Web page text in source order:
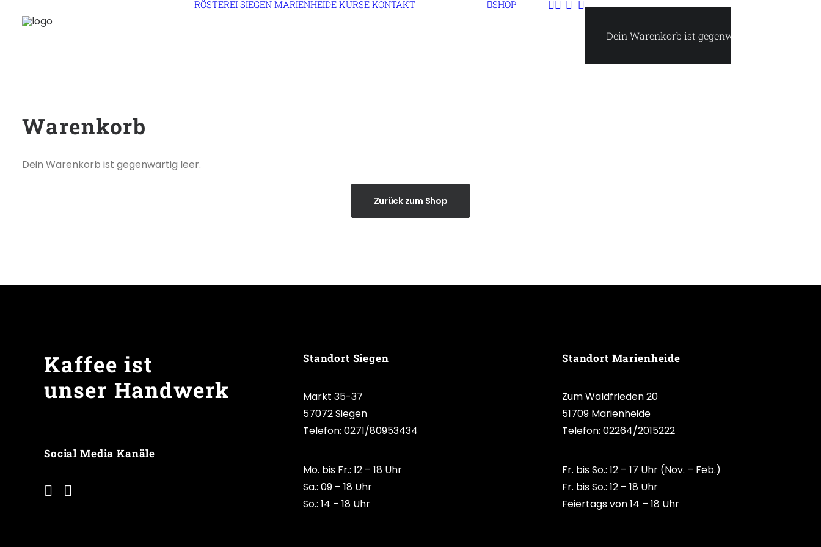
RÖSTEREI SIEGEN MARIENHEIDE KURSE KONTAKT SHOP
Dein Warenkorb ist gegenwärtig leer.
Warenkorb
Dein Warenkorb ist gegenwärtig leer.
Zurück zum Shop
Kaffee ist
unser Handwerk
Social Media Kanäle
Standort Siegen
Markt 35-37
57072 Siegen
Telefon: 0271/80953434
Mo. bis Fr.: 12 – 18 Uhr
Sa.: 09 – 18 Uhr
So.: 14 – 18 Uhr
Standort Marienheide
Zum Waldfrieden 20
51709 Marienheide
Telefon: 02264/2015222
Fr. bis So.: 12 – 17 Uhr (Nov. – Feb.)
Fr. bis So.: 12 – 18 Uhr
Feiertags von 14 – 18 Uhr